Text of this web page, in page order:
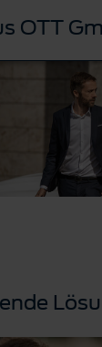
OTT